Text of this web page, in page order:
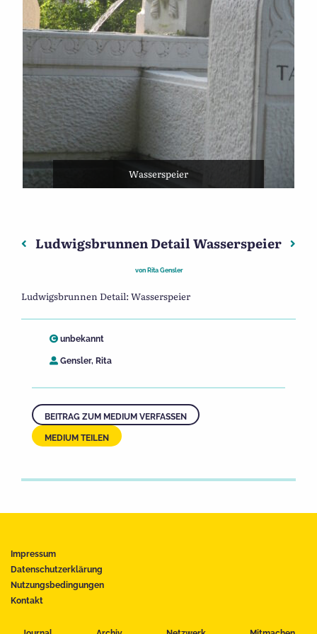
Wasserspeier
Beitragsnavigation
Vorheriger: Brücke Schönbusch
Ludwigsbrunnen Detail Wasserspeier
von Rita Gensler
Ludwigsbrunnen Detail: Wasserspeier
unbekannt
Gensler, Rita
BEITRAG ZUM MEDIUM VERFASSEN
MEDIUM TEILEN
Impressum
Datenschutzerklärung
Nutzungsbedingungen
Kontakt